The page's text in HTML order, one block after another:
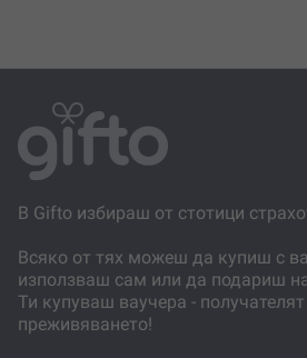
В Gifto избираш от стотици
Всяко от тях можеш да купиш с
използваш сам или да подариш
Ти купуваш ваучера -
преживяването!